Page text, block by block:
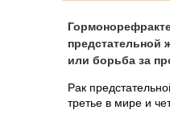
предстательной
или борьба за
Рак
третье в мире и